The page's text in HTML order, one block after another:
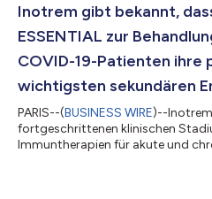
darauf abzielt, die Lebensqualität
verbessern. Die Förderung wird die
Inotrem gibt bekannt,
ESSENTIAL zur
COVID-19-Patienten ihre
wichtigsten sekundären
PARIS--(BUSINESS WIRE)--
fortgeschrittenen klinischen
Immuntherapien für akute und